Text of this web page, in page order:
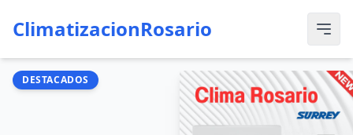
ClimatizacionRosario
DESTACADOS